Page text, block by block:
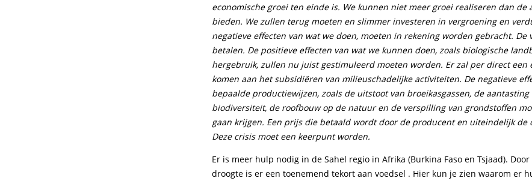
economische groei ten einde is. We kunnen niet meer groei realiseren dan de
bieden. We zullen terug moeten en slimmer investeren in vergroening en
negatieve effecten van wat we doen, moeten in rekening worden gebracht. De
betalen. De positieve effecten van wat we kunnen doen, zoals biologische
hergebruik, zullen nu juist gestimuleerd moeten worden. Er zal per direct een
komen aan het subsidiëren van milieuschadelijke activiteiten. De negatieve
bepaalde productiewijzen, zoals de uitstoot van broeikasgassen, de aantasting
biodiversiteit, de roofbouw op de natuur en de verspilling van grondstoffen
gaan krijgen. Een prijs die betaald wordt door de producent en uiteindelijk de
Deze crisis moet een keerpunt worden.
Er is meer hulp nodig in de Sahel regio in Afrika (Burkina Faso en Tsjaad).
droogte is er een toenemend tekort aan voedsel . Hier kun je zien waarom er